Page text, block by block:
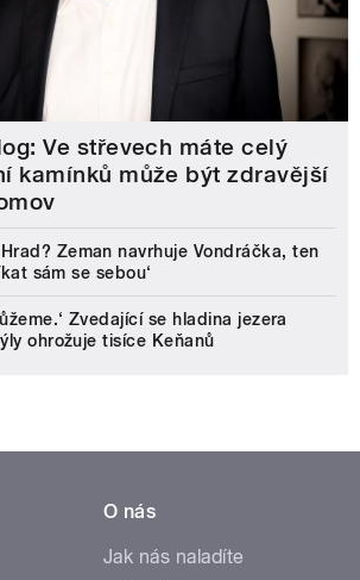
Ve střevech máte celý
kamínků může být zdravější
Zeman navrhuje Vondráčka, ten
sám se sebou‘
Zvedající se hladina jezera
ohrožuje tisíce Keňanů
O nás
Jak nás naladíte